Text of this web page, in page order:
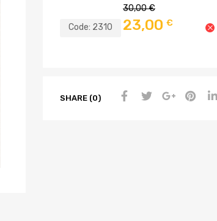
Code: 2310
30,00€
23,00 €
SHARE (0)